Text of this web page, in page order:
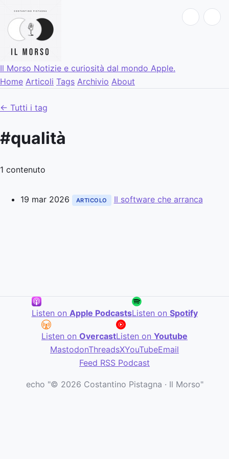
Il Morso Notizie e curiosità dal mondo Apple.
Home Articoli Tags Archivio About
← Tutti i tag
#qualità
1 contenuto
19 mar 2026 ARTICOLO Il software che arranca
Listen on Apple PodcastsListen on Spotify
Listen on OvercastListen on Youtube
MastodonThreadsXYouTubeEmail
Feed RSS Podcast
echo "© 2026 Costantino Pistagna · Il Morso"